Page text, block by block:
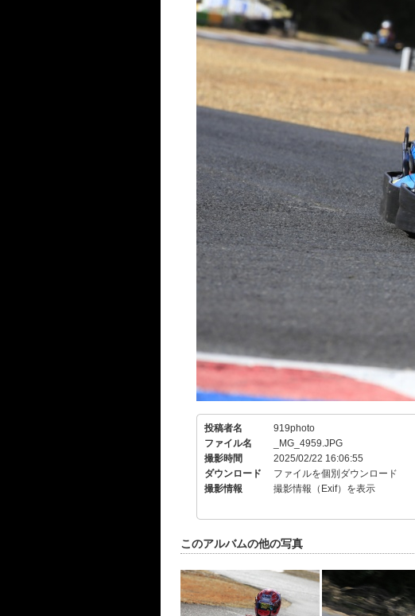
投稿者名
919photo
ファイル名
_MG_4959.JPG
撮影時間
2025/02/22 16:06:55
ダウンロード
ファイルを個別ダウンロード
撮影情報
撮影情報（Exif）を表示
このアルバムの他の写真